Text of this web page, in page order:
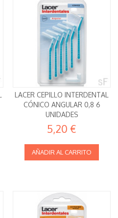
LACER CEPILLO INTERDENTAL
CÓNICO ANGULAR 0,8 6
UNIDADES
5,20 €
AÑADIR AL CARRITO